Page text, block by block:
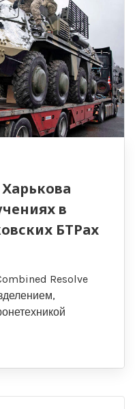
в
БТРах
Resolve